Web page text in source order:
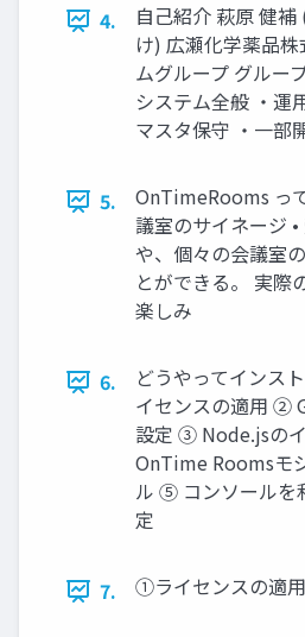
4.
自己紹介 萩原 健
け) 広瀬化学薬品
ムグループ グルー
システム全般 ・運
マスタ保守 ・一部
5.
OnTimeRooms っ
議室のサイネージ
や、個々の会議室
とができる。 実際
楽しみ
6.
どうやってインス
イセンスの適用 ②
設定 ③ Node.jsの
OnTime Roomsモ
ル ⑤ コンソールを
定
7. ①ライセンスの適用